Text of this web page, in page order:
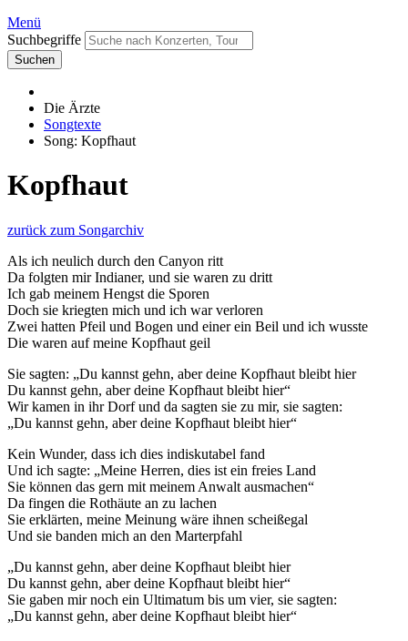
Menü
Suchbegriffe
Suchen
Die Ärzte
Songtexte
Song: Kopfhaut
Kopfhaut
zurück zum Songarchiv
Als ich neulich durch den Canyon ritt
Da folgten mir Indianer, und sie waren zu dritt
Ich gab meinem Hengst die Sporen
Doch sie kriegten mich und ich war verloren
Zwei hatten Pfeil und Bogen und einer ein Beil und ich wusste
Die waren auf meine Kopfhaut geil
Sie sagten: „Du kannst gehn, aber deine Kopfhaut bleibt hier
Du kannst gehn, aber deine Kopfhaut bleibt hier“
Wir kamen in ihr Dorf und da sagten sie zu mir, sie sagten:
„Du kannst gehn, aber deine Kopfhaut bleibt hier“
Kein Wunder, dass ich dies indiskutabel fand
Und ich sagte: „Meine Herren, dies ist ein freies Land
Sie können das gern mit meinem Anwalt ausmachen“
Da fingen die Rothäute an zu lachen
Sie erklärten, meine Meinung wäre ihnen scheißegal
Und sie banden mich an den Marterpfahl
„Du kannst gehn, aber deine Kopfhaut bleibt hier
Du kannst gehn, aber deine Kopfhaut bleibt hier“
Sie gaben mir noch ein Ultimatum bis um vier, sie sagten:
„Du kannst gehn, aber deine Kopfhaut bleibt hier“